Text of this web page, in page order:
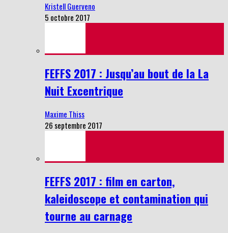
Kristell Guerveno
5 octobre 2017
FEFFS 2017 : Jusqu’au bout de la La
Nuit Excentrique
Maxime Thiss
26 septembre 2017
FEFFS 2017 : film en carton,
kaleidoscope et contamination qui
tourne au carnage